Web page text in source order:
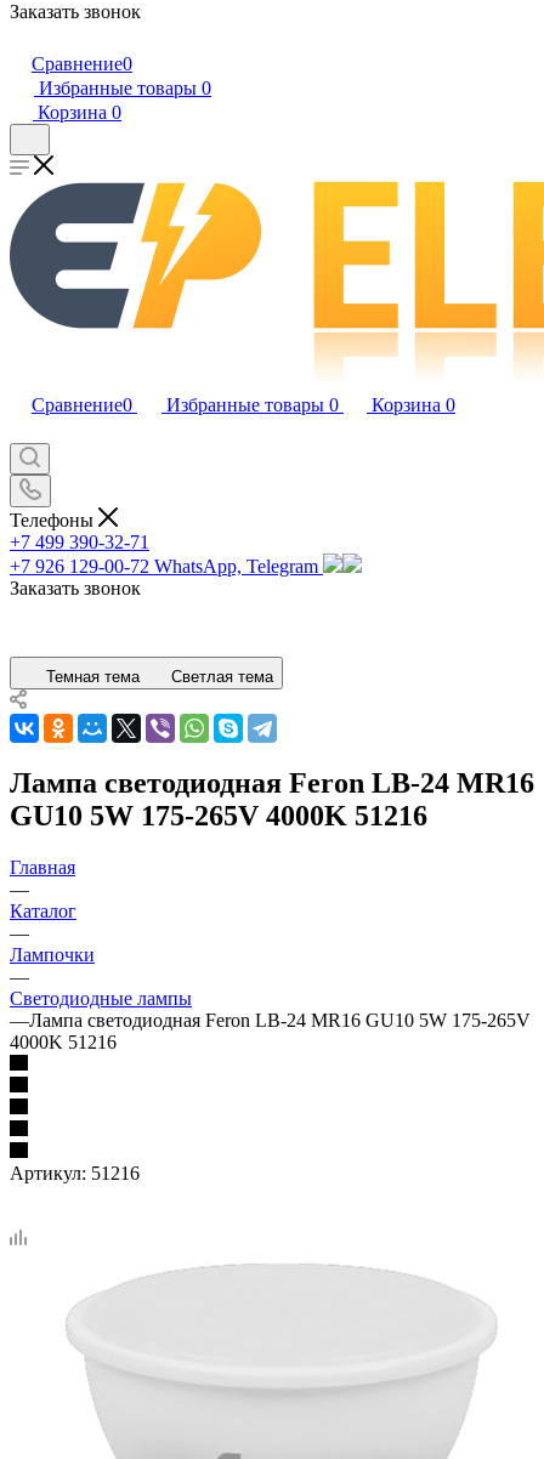
Заказать звонок
Сравнение0
Избранные товары 0
Корзина 0
Сравнение0 Избранные товары 0 Корзина 0
Телефоны
+7 499 390-32-71
+7 926 129-00-72 WhatsApp, Telegram
Заказать звонок
Темная тема Светлая тема
Лампа светодиодная Feron LB-24 MR16
GU10 5W 175-265V 4000K 51216
Главная
—
Каталог
—
Лампочки
—
Светодиодные лампы
—Лампа светодиодная Feron LB-24 MR16 GU10 5W 175-265V
4000K 51216
Артикул: 51216